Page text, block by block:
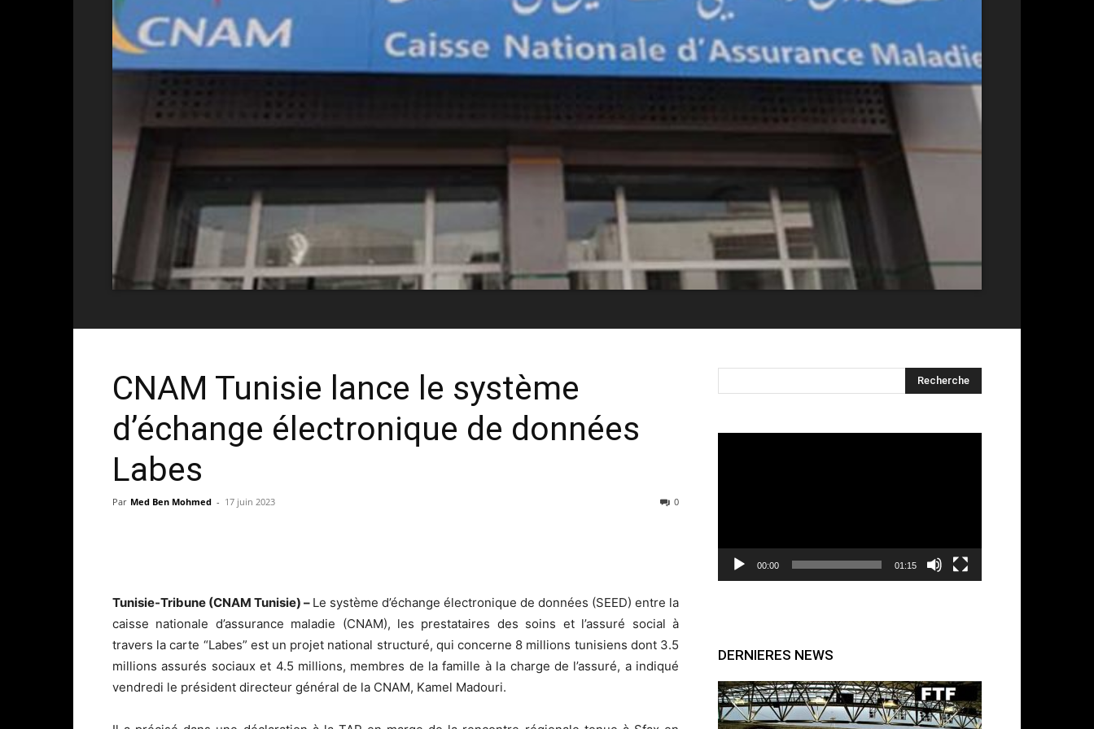
CNAM Tunisie lance le système
d’échange électronique de données
Labes
Par Med Ben Mohmed - 17 juin 2023 0
Tunisie-Tribune (CNAM Tunisie) – Le système d’échange électronique de données (SEED) entre la
caisse nationale d’assurance maladie (CNAM), les prestataires des soins et l’assuré social à
travers la carte “Labes” est un projet national structuré, qui concerne 8 millions tunisiens dont 3.5
millions assurés sociaux et 4.5 millions, membres de la famille à la charge de l’assuré, a indiqué
vendredi le président directeur général de la CNAM, Kamel Madouri.
00:00 01:15
DERNIERES NEWS